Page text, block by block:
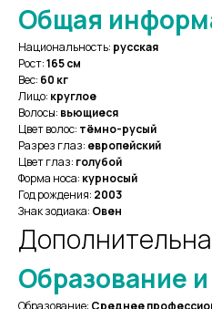
Общая
Национальность: русская
Рост:165 см
Вес: 60 кг
Лицо: круглое
Волосы: вьющиеся
Цвет волос: тёмно-русый
Разрез глаз: европейский
Цвет глаз: голубой
Форма носа: курносый
Год рождения: 2003
Знак зодиака: Овен
Образование
Образование: Среднее